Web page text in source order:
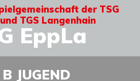
der TSG
TGS Langenhain
EppLa
JUGEND